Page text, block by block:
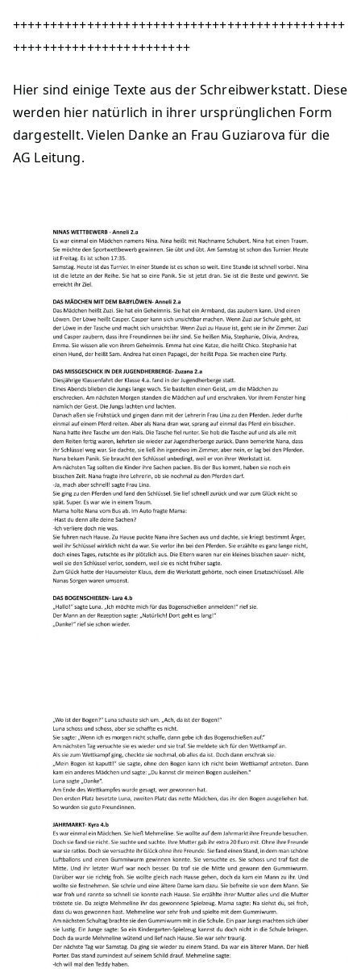
+++++++++++++++++++++++++++++++++++++++++++++
++++++++++++++++++++++++
Hier sind einige Texte aus der Schreibwerkstatt. Diese
werden hier natürlich in ihrer ursprünglichen Form
dargestellt. Vielen Danke an Frau Guziarova für die
AG Leitung.